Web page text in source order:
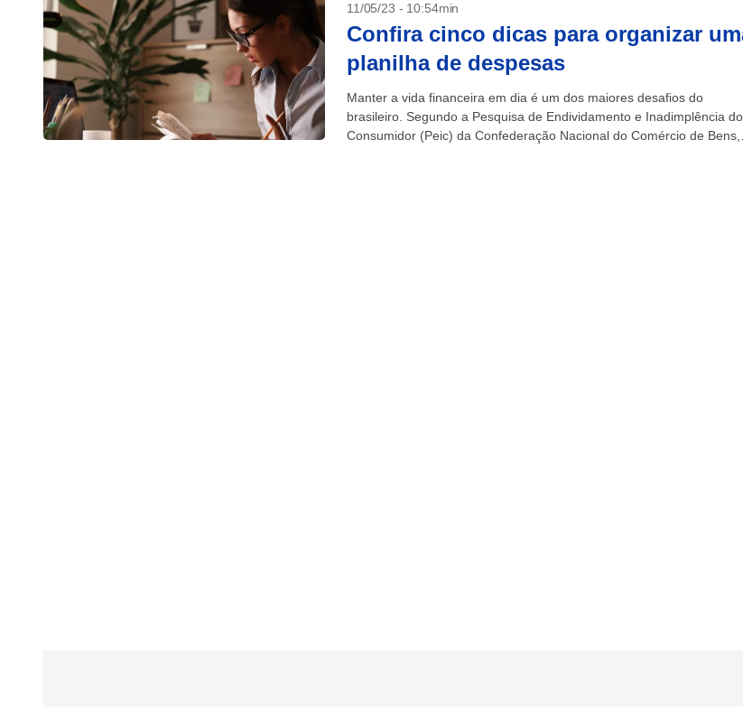
11/05/23 - 10:54min
Confira cinco dicas para organizar
planilha de despesas
Manter a vida financeira em dia é um dos maiores desafios do
brasileiro. Segundo a Pesquisa de Endividamento e Inadimplência do
Consumidor (Peic) da Confederação Nacional do Comércio de Bens,